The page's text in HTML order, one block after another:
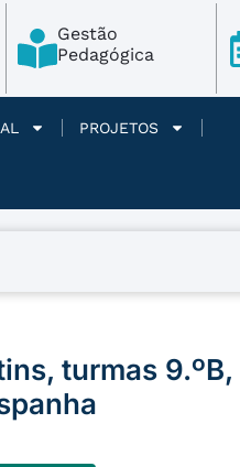
Gestão
Pedagógica
PROJETOS
turmas 9.ºB,